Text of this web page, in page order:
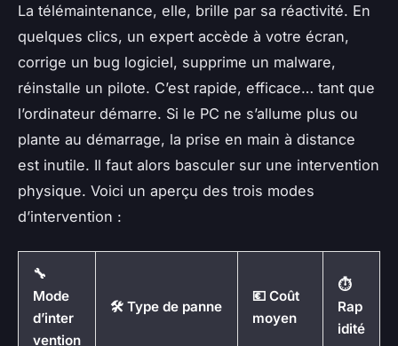
La télémaintenance, elle, brille par sa réactivité. En
quelques clics, un expert accède à votre écran,
corrige un bug logiciel, supprime un malware,
réinstalle un pilote. C’est rapide, efficace… tant que
l’ordinateur démarre. Si le PC ne s’allume plus ou
plante au démarrage, la prise en main à distance
est inutile. Il faut alors basculer sur une intervention
physique. Voici un aperçu des trois modes
d’intervention :
🔧
Mode
d’inter
vention
🛠️ Type de panne
💶 Coût
moyen
⏱️
Rap
idité